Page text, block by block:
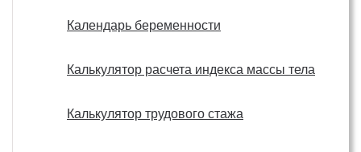
Календарь беременности
Калькулятор расчета индекса массы тела
Калькулятор трудового стажа